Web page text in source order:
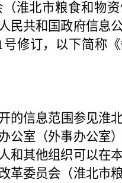
淮北市粮食和物
民共和国政府信息
号修订，以下简称
的信息范围参见淮
公室（外事办公室
和其他组织可以在
革委员会（淮北市